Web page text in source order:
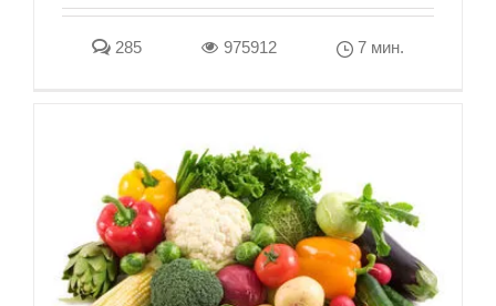
285 975912 7 мин.